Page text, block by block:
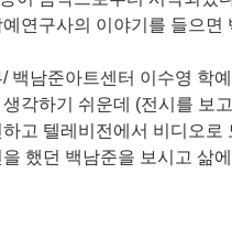
연구사의 이야기를 들으면
/ 백남준아트센터 이수영 학
생각하기 쉬운데 (전시를 보
하고 텔레비전에서 비디오
을 했던 백남준을 보시고 삶